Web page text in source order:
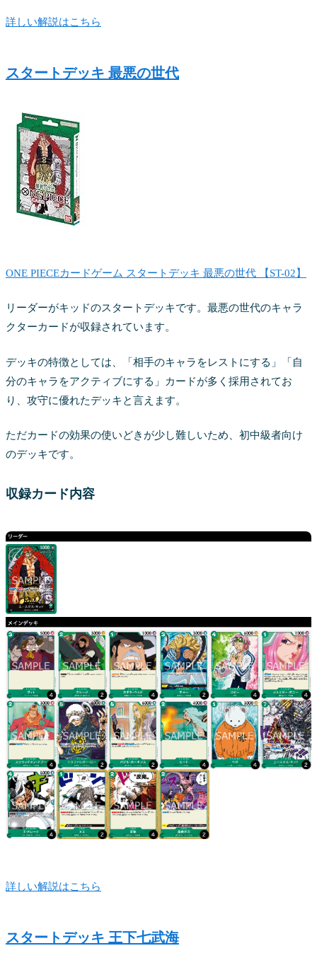
詳しい解説はこちら
スタートデッキ 最悪の世代
ONE PIECEカードゲーム スタートデッキ 最悪の世代 【ST-02】
リーダーがキッドのスタートデッキです。最悪の世代のキャラ
クターカードが収録されています。
デッキの特徴としては、「相手のキャラをレストにする」「自
分のキャラをアクティブにする」カードが多く採用されてお
り、攻守に優れたデッキと言えます。
ただカードの効果の使いどきが少し難しいため、初中級者向け
のデッキです。
収録カード内容
詳しい解説はこちら
スタートデッキ 王下七武海